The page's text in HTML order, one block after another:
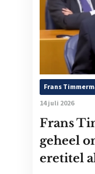
Frans
14 juli 2026
Frans
geheel
eretitel